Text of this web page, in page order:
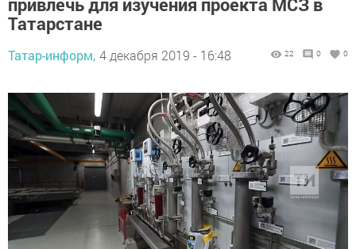
Татарстане
Татар-информ, 4 декабря 2019 - 16:48 22 0 0